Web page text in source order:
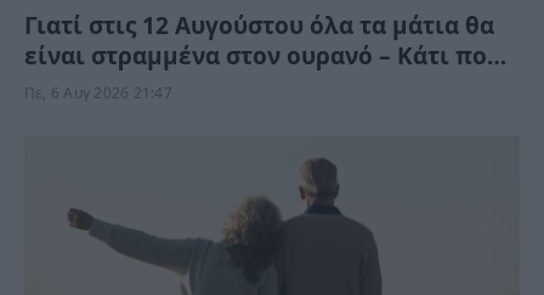
Γιατί στις 12 Αυγούστου όλα τα μάτια θα
είναι στραμμένα στον ουρανό – Κάτι πολύ
σπάνιο θα συμβεί
Πε, 6 Αυγ 2026 21:47